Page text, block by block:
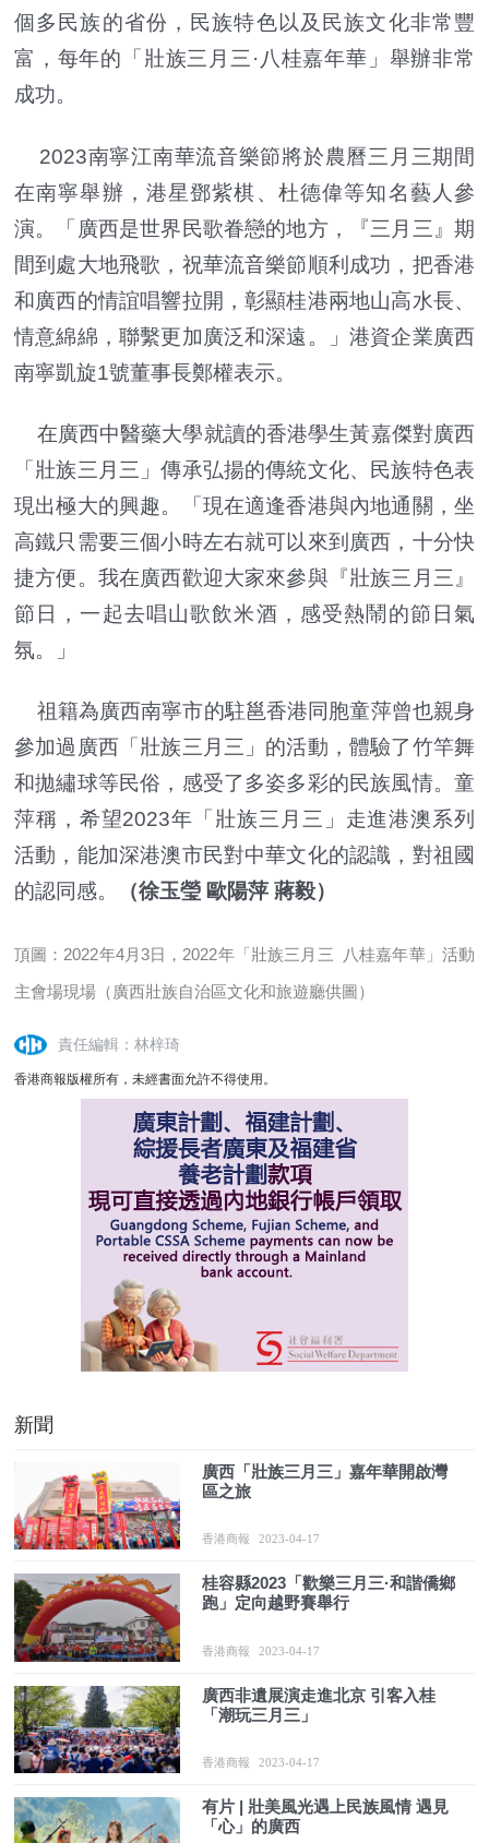
個多民族的省份，民族特色以及民族文化非常豐
富，每年的「壯族三月三·八桂嘉年華」舉辦非常
成功。
2023南寧江南華流音樂節將於農曆三月三期間
在南寧舉辦，港星鄧紫棋、杜德偉等知名藝人參
演。「廣西是世界民歌眷戀的地方，『三月三』期
間到處大地飛歌，祝華流音樂節順利成功，把香港
和廣西的情誼唱響拉開，彰顯桂港兩地山高水長、
情意綿綿，聯繫更加廣泛和深遠。」港資企業廣西
南寧凱旋1號董事長鄭權表示。
在廣西中醫藥大學就讀的香港學生黃嘉傑對廣西
「壯族三月三」傳承弘揚的傳統文化、民族特色表
現出極大的興趣。「現在適逢香港與內地通關，坐
高鐵只需要三個小時左右就可以來到廣西，十分快
捷方便。我在廣西歡迎大家來參與『壯族三月三』
節日，一起去唱山歌飲米酒，感受熱鬧的節日氣
氛。」
祖籍為廣西南寧市的駐邕香港同胞童萍曾也親身
參加過廣西「壯族三月三」的活動，體驗了竹竿舞
和拋繡球等民俗，感受了多姿多彩的民族風情。童
萍稱，希望2023年「壯族三月三」走進港澳系列
活動，能加深港澳市民對中華文化的認識，對祖國
的認同感。
（徐玉瑩 歐陽萍 蔣毅）
頂圖：2022年4月3日，2022年「壯族三月三 八桂嘉年華」活動
主會場現場（廣西壯族自治區文化和旅遊廳供圖）
責任編輯：林梓琦
香港商報版權所有，未經書面允許不得使用。
新聞
廣西「壯族三月三」嘉年華開啟灣
區之旅
香港商報 2023-04-17
桂容縣2023「歡樂三月三·和諧僑鄉
跑」定向越野賽舉行
香港商報 2023-04-17
廣西非遺展演走進北京 引客入桂
「潮玩三月三」
香港商報 2023-04-17
有片 | 壯美風光遇上民族風情 遇見
「心」的廣西